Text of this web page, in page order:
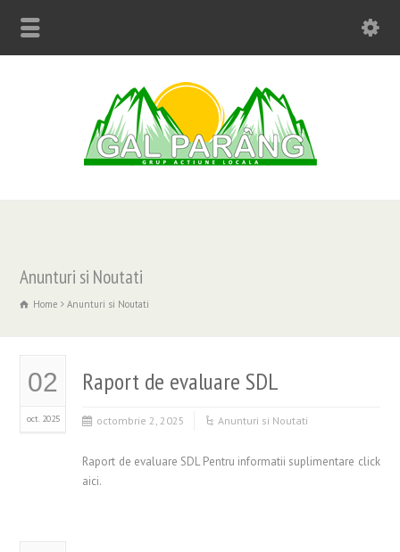
Anunturi si Noutati
Home Anunturi si Noutati
02
oct. 2025
Raport de evaluare SDL
octombrie 2, 2025 Anunturi si Noutati
Raport de evaluare SDL Pentru informatii suplimentare click
aici.